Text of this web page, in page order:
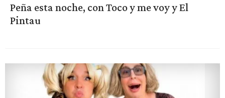
Peña esta noche, con Toco y me voy y El
Pintau